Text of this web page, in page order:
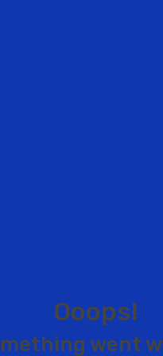
Ooops!
mething went w